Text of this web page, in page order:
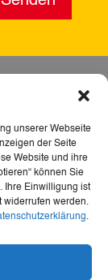
unserer Webseite
der Seite
Website und ihre
können Sie
Ihre Einwilligung ist
widerrufen werden.
.